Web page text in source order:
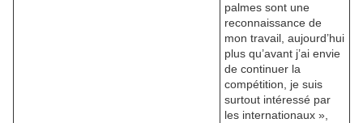
palmes sont une
reconnaissance de
mon travail, aujourd’hui
plus qu’avant j’ai envie
de continuer la
compétition, je suis
surtout intéressé par
les internationaux »,